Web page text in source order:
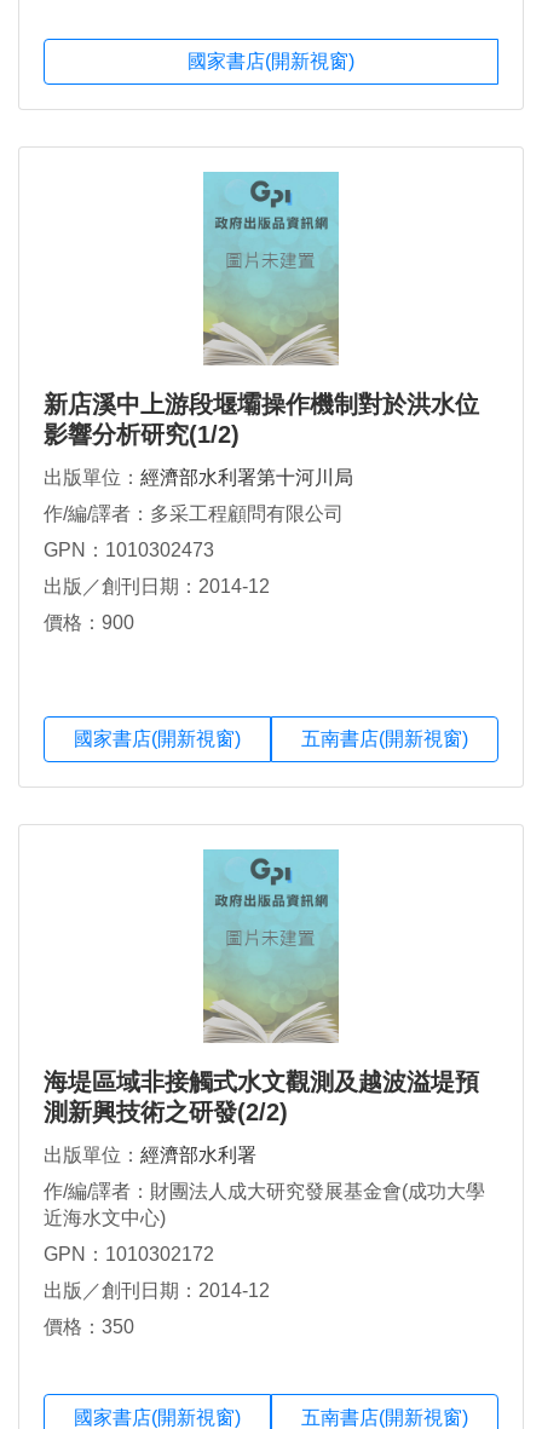
國家書店(開新視窗)
新店溪中上游段堰壩操作機制對於洪水位
影響分析研究(1/2)
出版單位： 經濟部水利署第十河川局
作/編/譯者：多采工程顧問有限公司
GPN：1010302473
出版／創刊日期：2014-12
價格：900
國家書店(開新視窗) 五南書店(開新視窗)
海堤區域非接觸式水文觀測及越波溢堤預
測新興技術之研發(2/2)
出版單位： 經濟部水利署
作/編/譯者：財團法人成大研究發展基金會(成功大學
近海水文中心)
GPN：1010302172
出版／創刊日期：2014-12
價格：350
國家書店(開新視窗) 五南書店(開新視窗)